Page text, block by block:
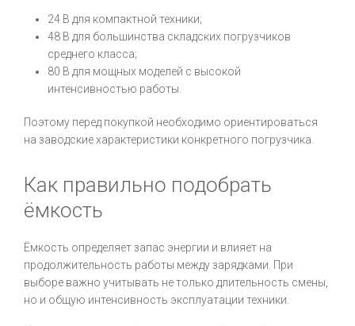
24 В для компактной техники;
48 В для большинства складских погрузчиков
среднего класса;
80 В для мощных моделей с высокой
интенсивностью работы.
Поэтому перед покупкой необходимо ориентироваться
на заводские характеристики конкретного погрузчика.
Как правильно подобрать
ёмкость
Ёмкость определяет запас энергии и влияет на
продолжительность работы между зарядками. При
выборе важно учитывать не только длительность смены,
но и общую интенсивность эксплуатации техники.